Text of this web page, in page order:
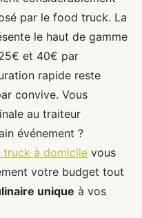
par le food truck. La
le haut de gamme
et 40€ par
rapide reste
convive. Vous
au traiteur
événement ?
à domicile vous
votre budget tout
unique à vos